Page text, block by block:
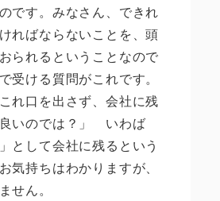
です。みなさん、できれ
ればならないことを、頭
られるということなので
受ける質問がこれです。
れ口を出さず、会社に残
いのでは？」 いわば
として会社に残るという
気持ちはわかりますが、
せん。